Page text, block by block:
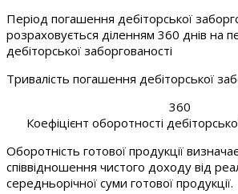
Період погашення дебіторської
розраховується діленням 360 днів на
дебіторської заборгованості
Тривалість погашення дебіторської
360
Коефіцієнт оборотності
Оборотність готової продукції
співвідношення чистого доходу від
середньорічної суми готової продукції.